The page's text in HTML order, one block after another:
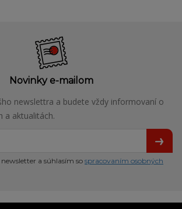
Novinky e-mailom
newslettra a budete vždy informovaní o
a aktualitách.
a súhlasím sospracovaním osobných